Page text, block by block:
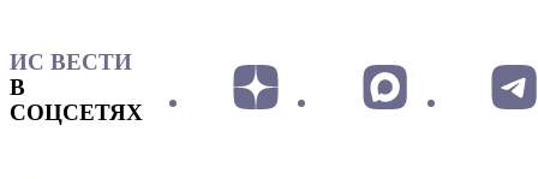
ИС ВЕСТИ
В
СОЦСЕТЯХ